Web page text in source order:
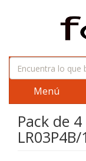
Menú
Pack de